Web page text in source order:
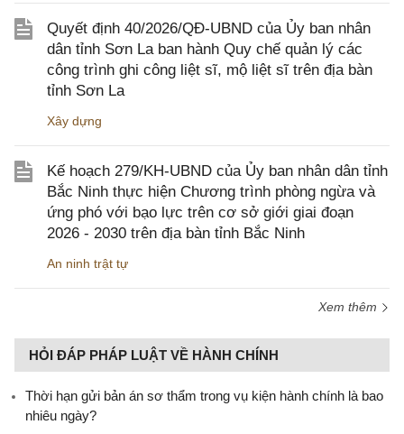
Quyết định 40/2026/QĐ-UBND của Ủy ban nhân
dân tỉnh Sơn La ban hành Quy chế quản lý các
công trình ghi công liệt sĩ, mộ liệt sĩ trên địa bàn
tỉnh Sơn La
Xây dựng
Kế hoạch 279/KH-UBND của Ủy ban nhân dân tỉnh
Bắc Ninh thực hiện Chương trình phòng ngừa và
ứng phó với bạo lực trên cơ sở giới giai đoạn
2026 - 2030 trên địa bàn tỉnh Bắc Ninh
An ninh trật tự
Xem thêm
HỎI ĐÁP PHÁP LUẬT VỀ HÀNH CHÍNH
Thời hạn gửi bản án sơ thẩm trong vụ kiện hành chính là bao
nhiêu ngày?